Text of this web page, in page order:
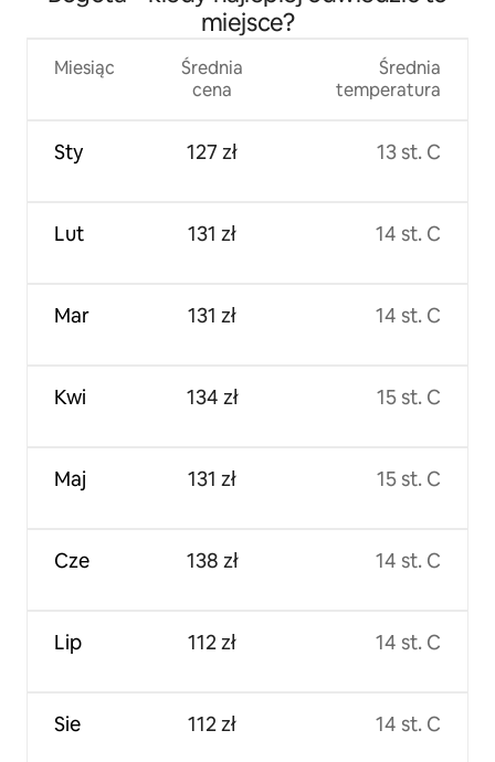
miejsce?
Miesiąc
Sty
Lut
Mar
Kwi
Maj
Cze
Lip
Sie
Średnia
cena
127 zł
131 zł
131 zł
134 zł
131 zł
138 zł
112 zł
112 zł
Średnia
temperatura
13 st. C
14 st. C
14 st. C
15 st. C
15 st. C
14 st. C
14 st. C
14 st. C